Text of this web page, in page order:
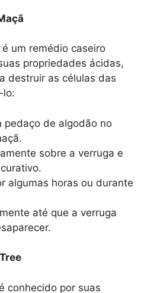
um remédio caseiro
propriedades ácidas,
destruir as células das
lo:
pedaço de algodão no
sobre a verruga e
algumas horas ou durante
até que a verruga
conhecido por suas